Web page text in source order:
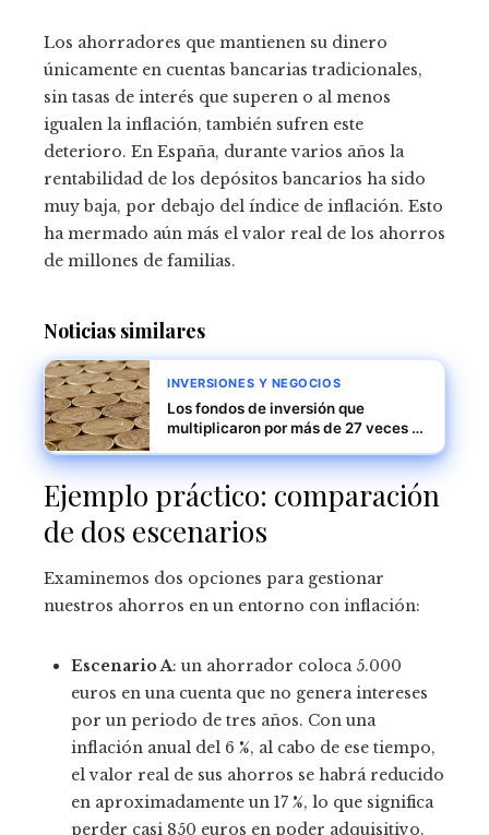
Los ahorradores que mantienen su dinero
únicamente en cuentas bancarias tradicionales,
sin tasas de interés que superen o al menos
igualen la inflación, también sufren este
deterioro. En España, durante varios años la
rentabilidad de los depósitos bancarios ha sido
muy baja, por debajo del índice de inflación. Esto
ha mermado aún más el valor real de los ahorros
de millones de familias.
Noticias similares
INVERSIONES Y NEGOCIOS
Los fondos de inversión que
multiplicaron por más de 27 veces el
Ejemplo práctico: comparación
de dos escenarios
Examinemos dos opciones para gestionar
nuestros ahorros en un entorno con inflación:
Escenario A: un ahorrador coloca 5.000
euros en una cuenta que no genera intereses
por un periodo de tres años. Con una
inflación anual del 6 %, al cabo de ese tiempo,
el valor real de sus ahorros se habrá reducido
en aproximadamente un 17 %, lo que significa
perder casi 850 euros en poder adquisitivo.